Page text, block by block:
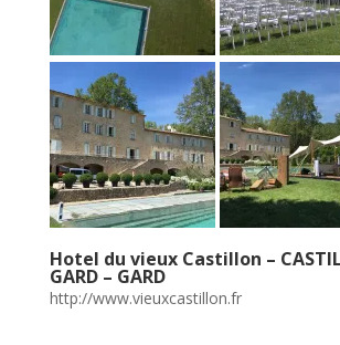
Hotel du vieux Castillon –
GARD – GARD
http://www.vieuxcastillon.fr